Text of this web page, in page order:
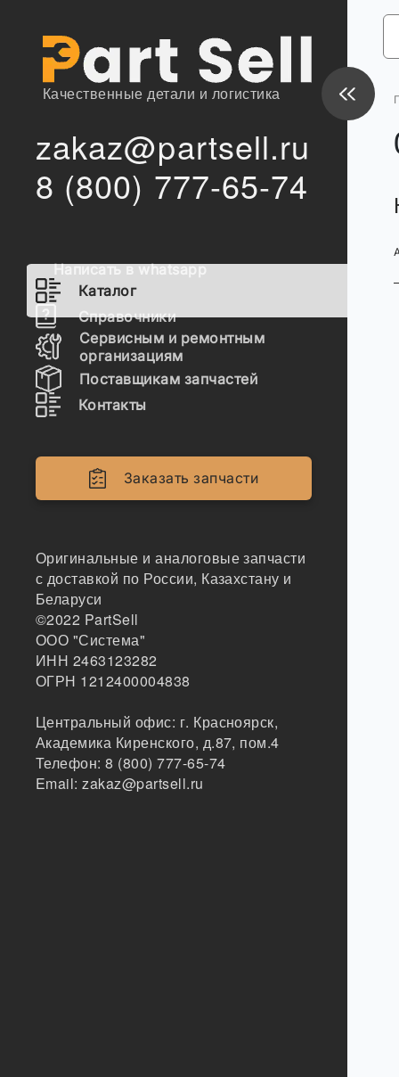
Качественные детали и логистика
zakaz@partsell.ru
8 (800) 777-65-74
Написать в whatsapp
Каталог
Справочники
Сервисным и ремонтным
организациям
Поставщикам запчастей
Контакты
Заказать запчасти
Оригинальные и аналоговые запчасти
с доставкой по России, Казахстану и
Беларуси
©2022 PartSell
ООО "Система"
ИНН 2463123282
ОГРН 1212400004838
Центральный офис: г. Красноярск,
Академика Киренского, д.87, пом.4
Телефон:8 (800) 777-65-74
Email:zakaz@partsell.ru